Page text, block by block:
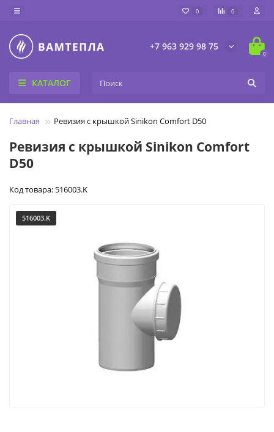
0 0
+7 963 929 98 75
0
КАТАЛОГ
Главная Ревизия с крышкой Sinikon Comfort D50
Ревизия с крышкой Sinikon Comfort
D50
Код товара: 516003.K
516003.K